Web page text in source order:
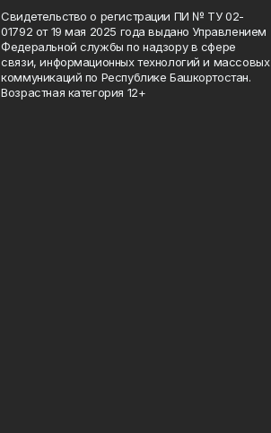
Свидетельство о регистрации ПИ № ТУ 02-
01792 от 19 мая 2025 года выдано Управлением
Федеральной службы по надзору в сфере
связи, информационных технологий и массовых
коммуникаций по Республике Башкортостан.
Возрастная категория 12+